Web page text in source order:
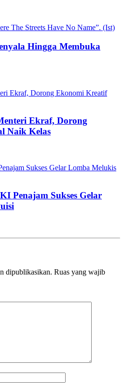
Hingga Membuka
Ekraf, Dorong
Naik Kelas
Penajam Sukses Gelar
dipublikasikan. Ruas yang wajib